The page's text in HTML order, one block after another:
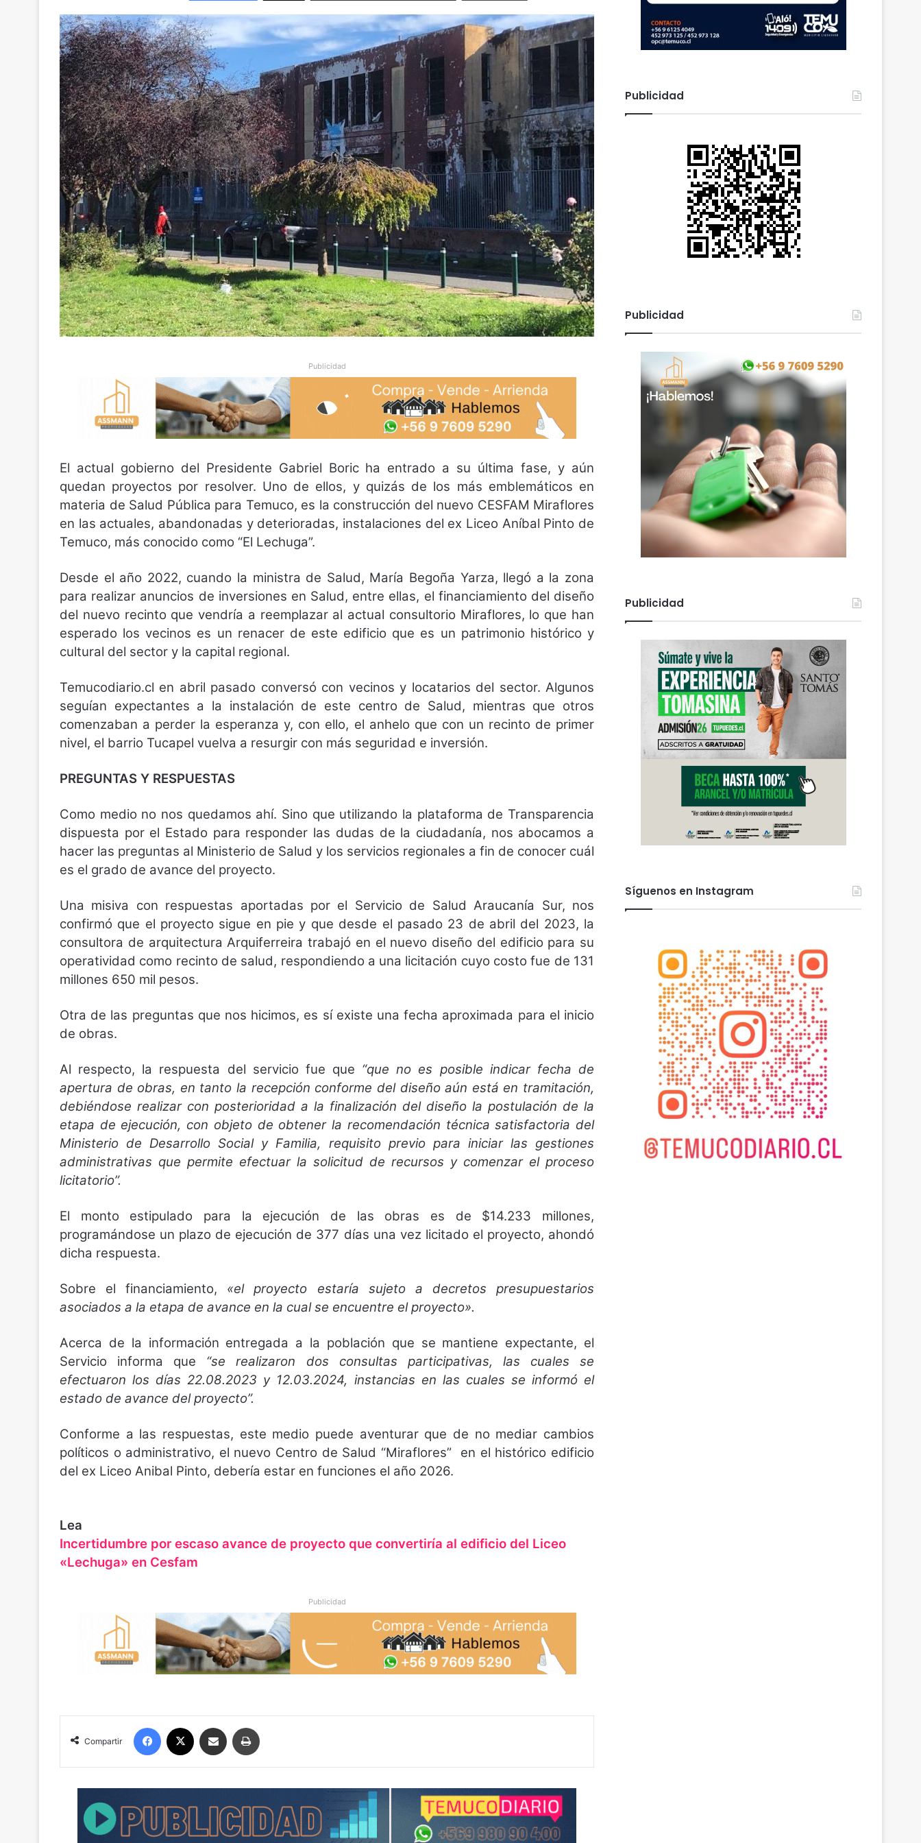
Publicidad
El actual gobierno del Presidente Gabriel Boric ha entrado a su última fase, y aún
quedan proyectos por resolver. Uno de ellos, y quizás de los más emblemáticos en
materia de Salud Pública para Temuco, es la construcción del nuevo CESFAM Miraflores
en las actuales, abandonadas y deterioradas, instalaciones del ex Liceo Aníbal Pinto de
Temuco, más conocido como “El Lechuga”.
Desde el año 2022, cuando la ministra de Salud, María Begoña Yarza, llegó a la zona
para realizar anuncios de inversiones en Salud, entre ellas, el financiamiento del diseño
del nuevo recinto que vendría a reemplazar al actual consultorio Miraflores, lo que han
esperado los vecinos es un renacer de este edificio que es un patrimonio histórico y
cultural del sector y la capital regional.
Temucodiario.cl en abril pasado conversó con vecinos y locatarios del sector. Algunos
seguían expectantes a la instalación de este centro de Salud, mientras que otros
comenzaban a perder la esperanza y, con ello, el anhelo que con un recinto de primer
nivel, el barrio Tucapel vuelva a resurgir con más seguridad e inversión.
PREGUNTAS Y RESPUESTAS
Como medio no nos quedamos ahí. Sino que utilizando la plataforma de Transparencia
dispuesta por el Estado para responder las dudas de la ciudadanía, nos abocamos a
hacer las preguntas al Ministerio de Salud y los servicios regionales a fin de conocer cuál
es el grado de avance del proyecto.
Una misiva con respuestas aportadas por el Servicio de Salud Araucanía Sur, nos
confirmó que el proyecto sigue en pie y que desde el pasado 23 de abril del 2023, la
consultora de arquitectura Arquiferreira trabajó en el nuevo diseño del edificio para su
operatividad como recinto de salud, respondiendo a una licitación cuyo costo fue de 131
millones 650 mil pesos.
Otra de las preguntas que nos hicimos, es sí existe una fecha aproximada para el inicio
de obras.
Al respecto, la respuesta del servicio fue que “que no es posible indicar fecha de
apertura de obras, en tanto la recepción conforme del diseño aún está en tramitación,
debiéndose realizar con posterioridad a la finalización del diseño la postulación de la
etapa de ejecución, con objeto de obtener la recomendación técnica satisfactoria del
Ministerio de Desarrollo Social y Familia, requisito previo para iniciar las gestiones
administrativas que permite efectuar la solicitud de recursos y comenzar el proceso
licitatorio”.
El monto estipulado para la ejecución de las obras es de $14.233 millones,
programándose un plazo de ejecución de 377 días una vez licitado el proyecto, ahondó
dicha respuesta.
Sobre el financiamiento, «el proyecto estaría sujeto a decretos presupuestarios
asociados a la etapa de avance en la cual se encuentre el proyecto».
Acerca de la información entregada a la población que se mantiene expectante, el
Servicio informa que “se realizaron dos consultas participativas, las cuales se
efectuaron los días 22.08.2023 y 12.03.2024, instancias en las cuales se informó el
estado de avance del proyecto”.
Conforme a las respuestas, este medio puede aventurar que de no mediar cambios
políticos o administrativo, el nuevo Centro de Salud “Miraflores” en el histórico edificio
del ex Liceo Anibal Pinto, debería estar en funciones el año 2026.
Lea
Incertidumbre por escaso avance de proyecto que convertiría al edificio del Liceo
«Lechuga» en Cesfam
Publicidad
Compartir
Publicidad
Publicidad
Publicidad
Síguenos en Instagram